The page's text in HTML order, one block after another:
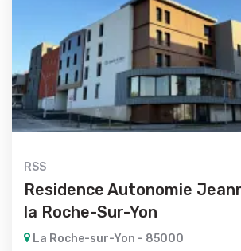
RSS
Residence Autonomie
la Roche-Sur-Yon
La Roche-sur-Yon - 85000